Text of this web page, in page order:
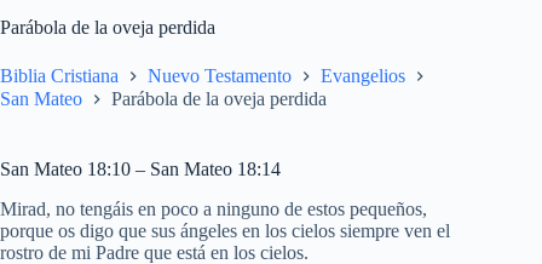
Parábola de la oveja perdida
Biblia Cristiana Nuevo Testamento
Evangelios
San Mateo
Parábola de la oveja perdida
San Mateo 18:10 – San Mateo 18:14
Mirad, no tengáis en poco a ninguno de estos pequeños,
porque os digo que sus ángeles en los cielos siempre ven el
rostro de mi Padre que está en los cielos.